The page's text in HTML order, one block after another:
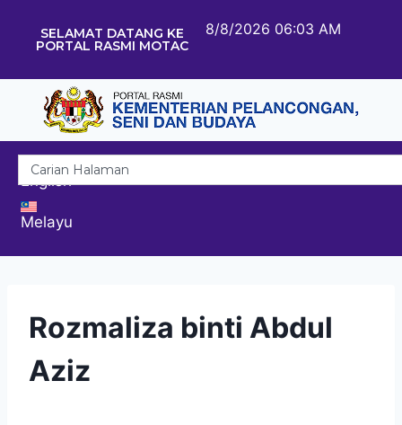
SELAMAT DATANG KE
PORTAL RASMI MOTAC
8/8/2026 06:03 AM
English
Melayu
Rozmaliza binti Abdul
Aziz